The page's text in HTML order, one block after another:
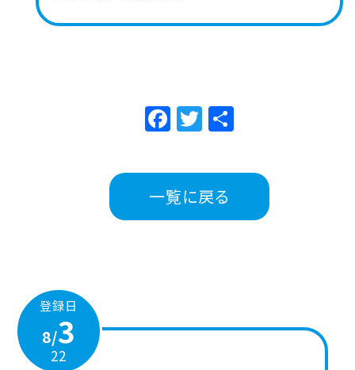
Facebook
Twitter
一覧に戻る
登録日
8/3
22